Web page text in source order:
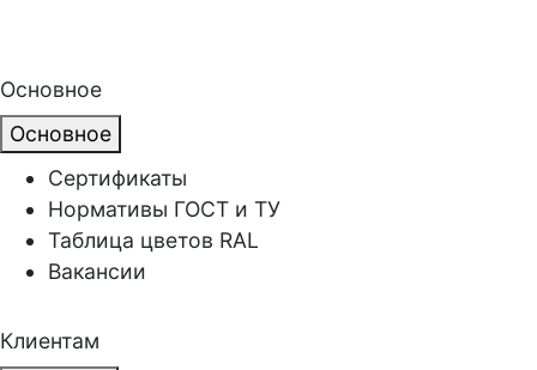
Основное
Основное
Сертификаты
Нормативы ГОСТ и ТУ
Таблица цветов RAL
Вакансии
Клиентам